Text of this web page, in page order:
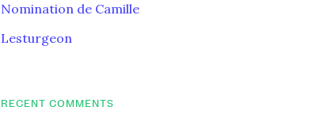
Nomination de Camille
Lesturgeon
RECENT COMMENTS